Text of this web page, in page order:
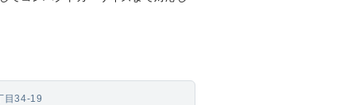
目34-19